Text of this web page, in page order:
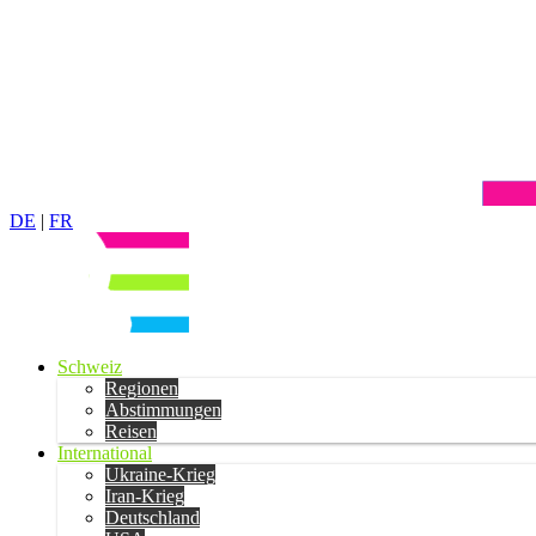
DE | FR
Schweiz
Regionen
Abstimmungen
Reisen
International
Ukraine-Krieg
Iran-Krieg
Deutschland